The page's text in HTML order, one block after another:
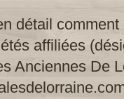
détail
affiliées
Anciennes De